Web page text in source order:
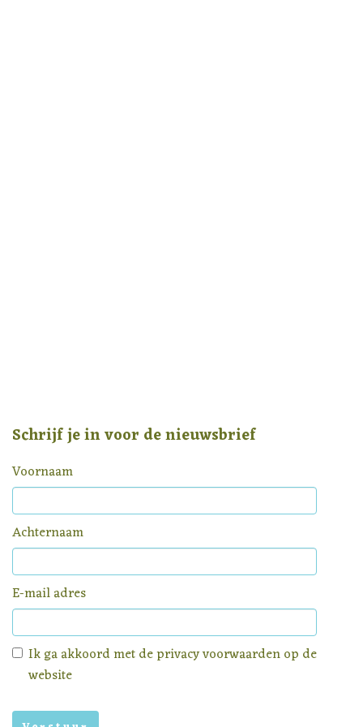
Schrijf je in voor de nieuwsbrief
Voornaam
Achternaam
E-mail adres
Ik ga akkoord met deprivacy voorwaardenop de
website